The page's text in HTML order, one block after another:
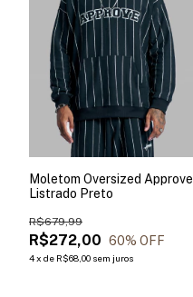
Moletom Oversized Approve
Listrado Preto
R$272,00
R$679,99
60% OFF
4x de R$68,00 sem juros